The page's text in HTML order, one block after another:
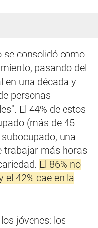
se consolidó como
pasando del
en una década y
personas
El 44% de estos
(más de 45
una
trabajar más horas
El 86% no
el 42% cae en la
jóvenes: los